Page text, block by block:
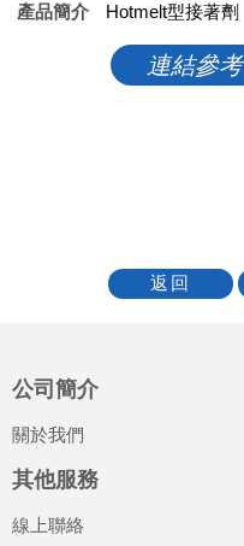
產品簡介 Hotmelt型接著劑
連結參考
公司簡介
關於我們
其他服務
線上聯絡